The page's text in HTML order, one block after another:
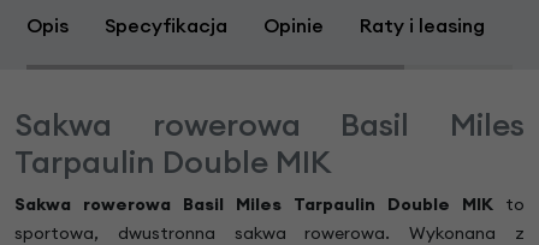
Opis Specyfikacja Opinie Raty i leasing
Sakwa rowerowa Basil Miles
Tarpaulin Double MIK
Sakwa rowerowa Basil Miles Tarpaulin Double MIK to
sportowa, dwustronna sakwa rowerowa. Wykonana z